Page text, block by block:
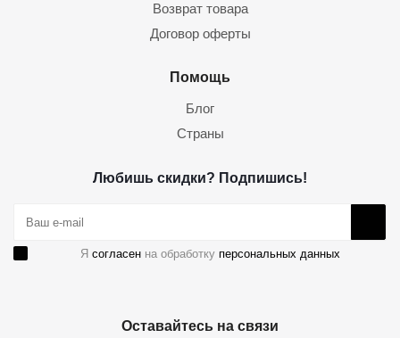
Возврат товара
Договор оферты
Помощь
Блог
Страны
Любишь скидки? Подпишись!
Я согласен на обработку персональных данных
Оставайтесь на связи